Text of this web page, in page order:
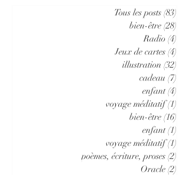
Tous les posts (83)
bien-être (28)
Radio (4)
Jeux de cartes (4)
illustration (32)
cadeau (7)
enfant (4)
voyage méditatif (1)
bien-être (16)
enfant (1)
voyage méditatif (1)
poèmes, écriture, proses (2)
Oracle (2)